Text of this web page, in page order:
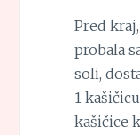
Pred
probala
soli,
1
kašičice